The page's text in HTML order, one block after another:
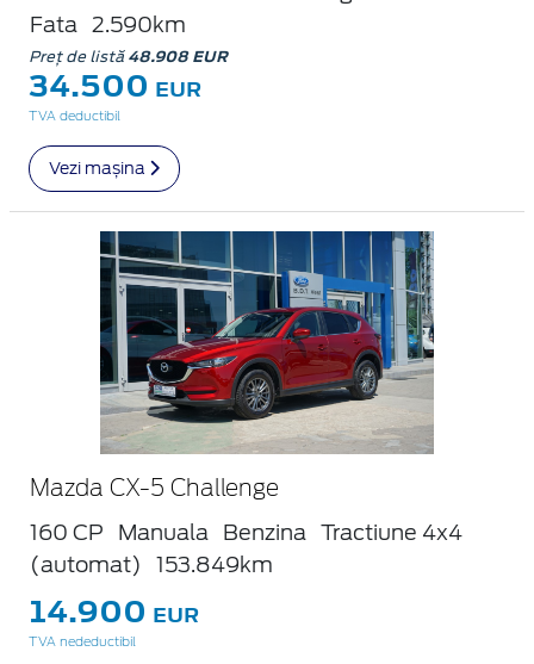
Fata
2.590km
Preț de listă48.908 EUR
34.500 EUR
TVA deductibil
Vezi mașina
Mazda CX-5 Challenge
160 CP Manuala Benzina
Tractiune 4x4
(automat)
153.849km
14.900 EUR
TVA nedeductibil